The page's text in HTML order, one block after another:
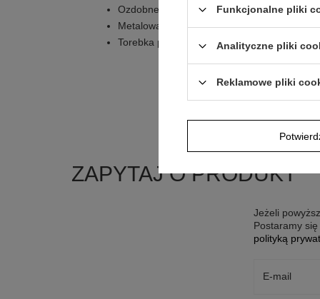
Ozdobne pudełko
Metalowa tabliczka z osobistą dedykacją
Torebka prezentowa
ZAPYTAJ O PRODUKT
Jeżeli
Postaramy
polityką
E-mail
Funkcjonalne pliki
Analityczne pliki
Reklamowe pliki